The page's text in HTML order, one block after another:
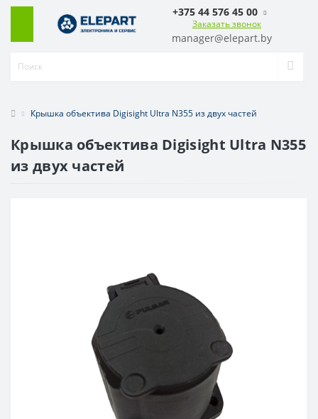
+375 44 576 45 00
Заказать звонок
manager@elepart.by
Крышка объектива Digisight Ultra N355 из двух частей
Крышка объектива Digisight Ultra N355
из двух частей